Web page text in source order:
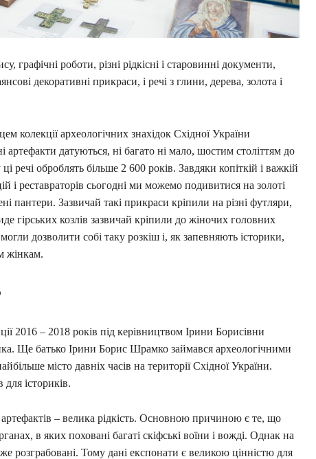
графічні роботи, різні рідкісні і старовинні документи,
декоративні прикраси, і речі з глини, дерева, золота і
колекції археологічних знахідок Східної України
артефакти датуються, ні багато ні мало, шостим століттям до
речі оброблять більше 2 600 років. Завдяки копіткій і важкій
і реставраторів сьогодні ми можемо подивитися на золоті
пантери. Зазвичай такі прикраси кріпили на різні футляри,
гірських козлів зазвичай кріпили до жіночих головних
дозволити собі таку розкіш і, як запевняють історики,
жінкам.
2016 – 2018 років під керівництвом Ірини Борисівни
Ще батько Ірини Борис Шрамко займався археологічними
місто давніх часів на території Східної України.
істориків.
артефактів – велика рідкість. Основною причиною є те, що
в яких поховані багаті скіфські воїни і вожді. Однак на
розграбовані. Тому дані експонати є великою цінністю для